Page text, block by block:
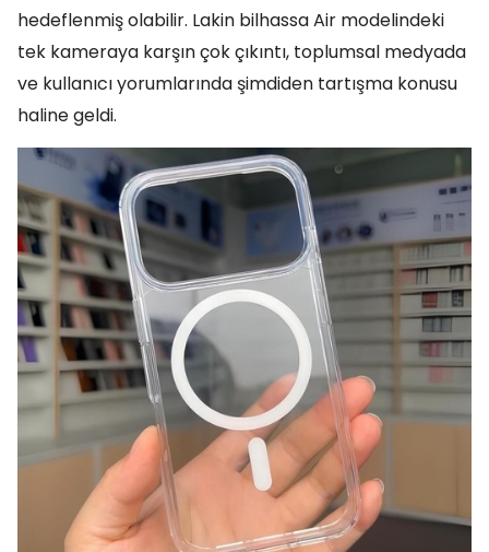
hedeflenmiş olabilir. Lakin bilhassa Air modelindeki
tek kameraya karşın çok çıkıntı, toplumsal medyada
ve kullanıcı yorumlarında şimdiden tartışma konusu
haline geldi.